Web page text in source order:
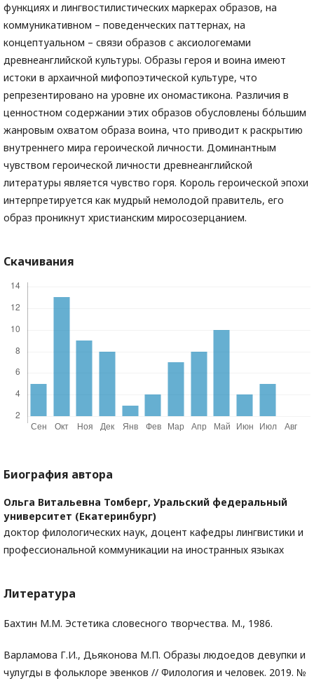
функциях и лингвостилистических маркерах образов, на
коммуникативном – поведенческих паттернах, на
концептуальном – связи образов с аксиологемами
древнеанглийской культуры. Образы героя и воина имеют
истоки в архаичной мифопоэтической культуре, что
репрезентировано на уровне их ономастикона. Различия в
ценностном содержании этих образов обусловлены бо́льшим
жанровым охватом образа воина, что приводит к раскрытию
внутреннего мира героической личности. Доминантным
чувством героической личности древнеанглийской
литературы является чувство горя. Король героической эпохи
интерпретируется как мудрый немолодой правитель, его
образ проникнут христианским миросозерцанием.
Скачивания
Биография автора
Ольга Витальевна Томберг, Уральский федеральный
университет (Екатеринбург)
доктор филологических наук, доцент кафедры лингвистики и
профессиональной коммуникации на иностранных языках
Литература
Бахтин М.М. Эстетика словесного творчества. М., 1986.
Варламова Г.И., Дьяконова М.П. Образы людоедов девупки и
чулугды в фольклоре эвенков // Филология и человек. 2019. №